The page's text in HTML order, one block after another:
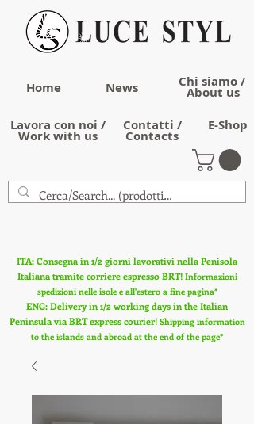
Home News Chi siamo /
About us
Lavora con noi /
Work with us
Contatti /
Contacts
E-Shop
ITA: Consegna in 1/2 giorni lavorativi nella Penisola
Italiana tramite corriere espresso BRT! Informazioni
spedizioni nelle isole e all'estero a fine pagina*
ENG: Delivery in 1/2 working days in the Italian
Peninsula via BRT express courier! Shipping information
to the islands and abroad at the end of the page*